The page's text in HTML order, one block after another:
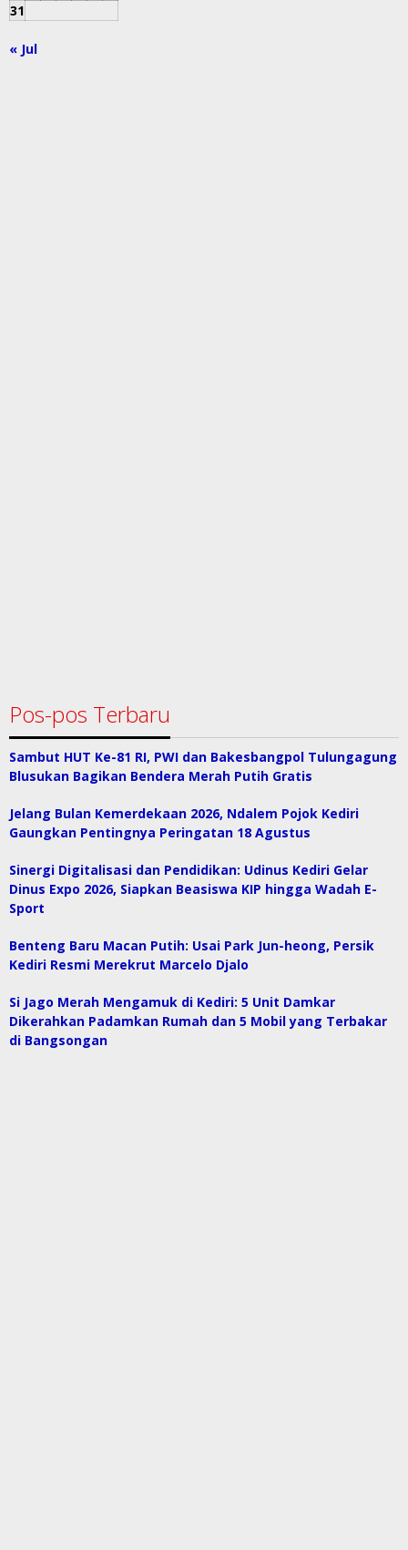
31
« Jul
Pos-pos Terbaru
Sambut HUT Ke-81 RI, PWI dan Bakesbangpol Tulungagung
Blusukan Bagikan Bendera Merah Putih Gratis
Jelang Bulan Kemerdekaan 2026, Ndalem Pojok Kediri
Gaungkan Pentingnya Peringatan 18 Agustus
Sinergi Digitalisasi dan Pendidikan: Udinus Kediri Gelar
Dinus Expo 2026, Siapkan Beasiswa KIP hingga Wadah E-
Sport
Benteng Baru Macan Putih: Usai Park Jun-heong, Persik
Kediri Resmi Merekrut Marcelo Djalo
Si Jago Merah Mengamuk di Kediri: 5 Unit Damkar
Dikerahkan Padamkan Rumah dan 5 Mobil yang Terbakar
di Bangsongan